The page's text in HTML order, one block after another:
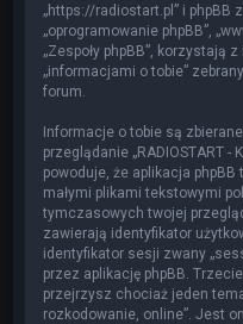
„https://radiostart.pl” i phpBB
„oprogramowanie phpBB”,
„Zespoły phpBB”, korzystają
„informacjami o tobie”
forum.
Informacje o tobie są
przeglądanie „RADIOSTART
powoduje, że aplikacja
małymi plikami tekstowymi
tymczasowych twojej
zawierają identyfikator
identyfikator sesji zwany
przez aplikację phpBB.
przejrzysz chociaż jeden
rozkodowanie, online”. Jest